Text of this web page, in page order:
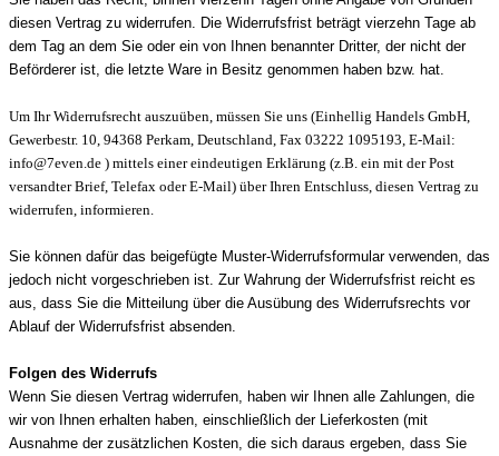
diesen Vertrag zu widerrufen. Die Widerrufsfrist beträgt vierzehn Tage ab
dem Tag an dem Sie oder ein von Ihnen benannter Dritter, der nicht der
Beförderer ist, die letzte Ware in Besitz genommen haben bzw. hat.
Um Ihr Widerrufsrecht auszuüben, müssen Sie uns (Einhellig Handels GmbH,
Gewerbestr. 10, 94368 Perkam, Deutschland, Fax 03222 1095193, E-Mail:
info@7even.de ) mittels einer eindeutigen Erklärung (z.B. ein mit der Post
versandter Brief, Telefax oder E-Mail) über Ihren Entschluss, diesen Vertrag zu
widerrufen, informieren.
Sie können dafür das beigefügte Muster-Widerrufsformular verwenden, das
jedoch nicht vorgeschrieben ist. Zur Wahrung der Widerrufsfrist reicht es
aus, dass Sie die Mitteilung über die Ausübung des Widerrufsrechts vor
Ablauf der Widerrufsfrist absenden.
Folgen des Widerrufs
Wenn Sie diesen Vertrag widerrufen, haben wir Ihnen alle Zahlungen, die
wir von Ihnen erhalten haben, einschließlich der Lieferkosten (mit
Ausnahme der zusätzlichen Kosten, die sich daraus ergeben, dass Sie